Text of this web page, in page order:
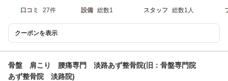
口コミ 27件 設備 総数1 スタッフ 総数1人
クーポンを表示
骨盤 肩こり 腰痛専門 淡路あず整骨院(旧：骨盤専門院
あず整骨院 淡路院)